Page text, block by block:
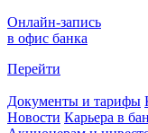
Онлайн-запись
в офис банка
Перейти
Документы и тарифы
Новости Карьера в